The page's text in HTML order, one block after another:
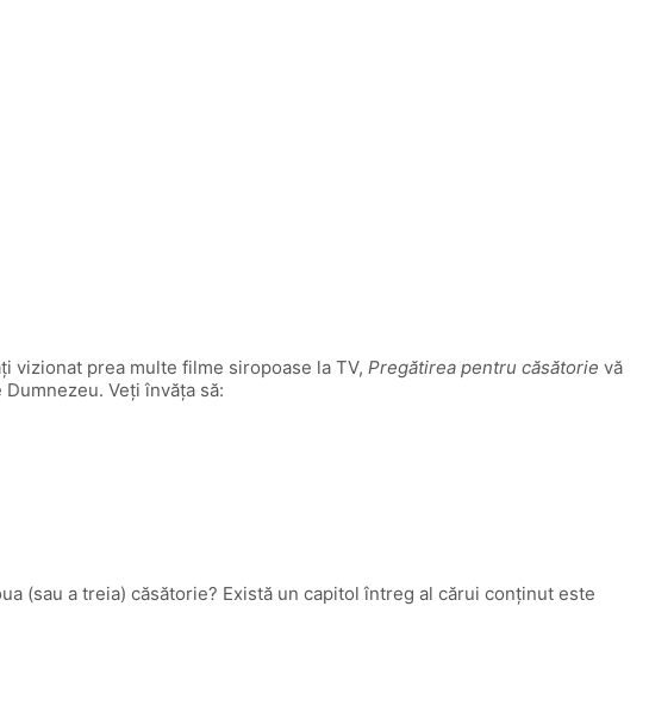
vizionat prea multe filme siropoase la TV, Pregătirea pentru căsătorie vă
Veţi învăţa să:
(sau a treia) căsătorie? Există un capitol întreg al cărui conţinut este